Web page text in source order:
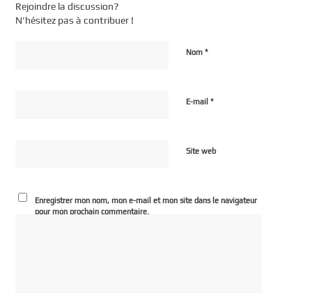
Rejoindre la discussion?
N’hésitez pas à contribuer !
Nom*
E-mail*
Site web
Enregistrer mon nom, mon e-mail et mon site dans le navigateur
pour mon prochain commentaire.